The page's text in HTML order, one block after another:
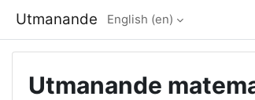
Utmanande English ‎(en)‎
Utmanande